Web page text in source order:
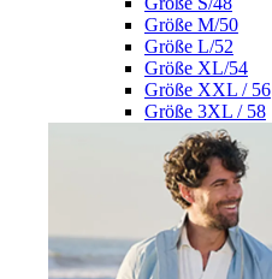
Größe M/50
Größe L/52
Größe XL/54
Größe XXL / 56
Größe 3XL / 58